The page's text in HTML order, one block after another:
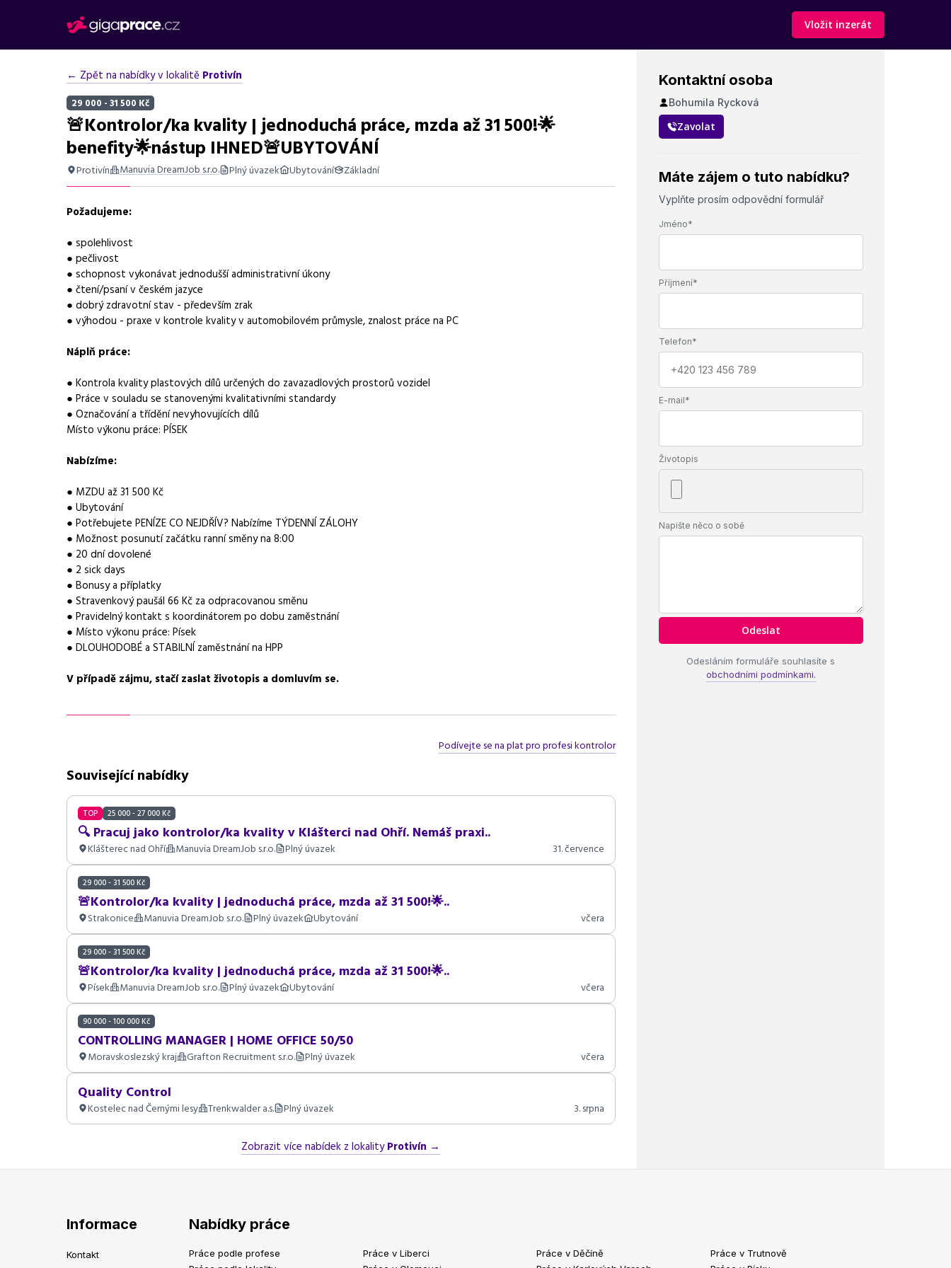
Vložit inzerát
← Zpět na nabídky v lokalitě Protivín
29 000 - 31 500 Kč
🚨Kontrolor/ka kvality | jednoduchá práce, mzda až 31 500!🌟
benefity🌟nástup IHNED🚨UBYTOVÁNÍ
Protivín Manuvia DreamJob s.r.o. Plný úvazek Ubytování Základní
Nabídka práce v Písku na pozici kontrolor kvality plastových dílů se mzdou až 31 500 Kč, ubytováním a bonusy.
Základní informace
Pozice Kontrolor/ka kvality
Normalizovaná profese kontrolor
Místo výkonu práce Písek
Zaměstnavatel / agentura
Typ úvazku
Forma práce práce na pracovišti
Vzdělání Základní
Vhodné pro uchazeče z okolí
Vybrané benefity ubytování, týdenní zálohy, dovolená 20 dní, sick days
Požadavky
Požadujeme:
● spolehlivost
● pečlivost
● schopnost vykonávat jednodušší administrativní úkony
● čtení/psaní v českém jazyce
● dobrý zdravotní stav - především zrak
● výhodou - praxe v kontrole kvality v automobilovém průmysle, znalost práce na PC
Náplň práce:
● Kontrola kvality plastových dílů určených do zavazadlových prostorů vozidel
● Práce v souladu se stanovenými kvalitativními standardy
● Označování a třídění nevyhovujících dílů
Místo výkonu práce: PÍSEK
Nabízíme:
● MZDU až 31 500 Kč
● Ubytování
● Potřebujete PENÍZE CO NEJDŘÍV? Nabízíme TÝDENNÍ ZÁLOHY
● Možnost posunutí začátku ranní směny na 8:00
● 20 dní dovolené
● 2 sick days
● Bonusy a příplatky
● Stravenkový paušál 66 Kč za odpracovanou směnu
● Pravidelný kontakt s koordinátorem po dobu zaměstnání
● Místo výkonu práce: Písek
● DLOUHODOBÉ a STABILNÍ zaměstnání na HPP
V případě zájmu, stačí zaslat životopis a domluvím se.
Podívejte se na plat pro profesi kontrolor
Související nabídky
TOP 25 000 - 27 000 Kč
🔍 Pracuj jako kontrolor/ka kvality v Klášterci nad Ohří. Nemáš praxi..
Klášterec nad Ohří Manuvia DreamJob s.r.o. Plný úvazek 31. července
29 000 - 31 500 Kč
🚨Kontrolor/ka kvality | jednoduchá práce, mzda až 31 500!🌟..
Strakonice Manuvia DreamJob s.r.o. Plný úvazek Ubytování včera
29 000 - 31 500 Kč
🚨Kontrolor/ka kvality | jednoduchá práce, mzda až 31 500!🌟..
Písek Manuvia DreamJob s.r.o. Plný úvazek Ubytování včera
90 000 - 100 000 Kč
CONTROLLING MANAGER | HOME OFFICE 50/50
Moravskoslezský kraj Grafton Recruitment s.r.o. Plný úvazek včera
Quality Control
Kostelec nad Černými lesy Trenkwalder a.s. Plný úvazek 3. srpna
Zobrazit více nabídek z lokalityProtivín →
Kontaktní osoba
Bohumila Rycková
Zavolat
Máte zájem o tuto nabídku?
Vyplňte prosím odpovědní formulář
Jméno*
Příjmení*
Telefon*
E-mail*
Životopis
Napište něco o sobě
Odesláním formuláře souhlasíte s
obchodními podmínkami.
Informace
Kontakt
Nabídky práce
Práce podle profese
Práce v Liberci
Práce v Děčíně
Práce v Trutnově